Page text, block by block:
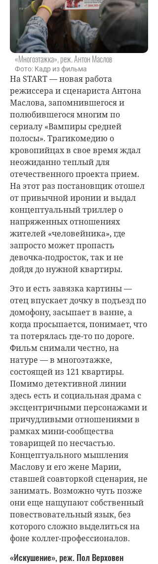
«Многоэтажка», реж. Антон Маслов
Фото: Кадр из фильма
На START — новая работа
режиссера и сценариста Антона
Маслова, запомнившегося и
полюбившегося многим по
сериалу «Вампиры средней
полосы». Трагикомедию о
кровопийцах в свое время ждал
неожиданно теплый для
отечественного проекта прием.
На этот раз постановщик отошел
от привычной иронии и выдал
концептуальный триллер о
напряженных отношениях
жителей «человейника», где
запросто может пропасть
девочка-подросток, так и не
дойдя до нужной квартиры.
Это и есть завязка картины —
отец впускает дочку в подъезд по
домофону, засыпает в ванне, а
когда просыпается, понимает, что
та потерялась где-то по дороге.
Фильм снимали честно, на
натуре — в многоэтажке,
состоящей из 121 квартиры.
Помимо детективной линии
здесь есть и социальная драма с
эксцентричными персонажами и
причудливыми отношениями в
рамках мини-сообщества
товарищей по несчастью.
Концептуального мышления
Маслову и его жене Марии,
ставшей соавторкой сценария, не
занимать. Возможно чуть позже
они еще нащупают собственный
повествовательный язык, без
которого сложно выделиться на
фоне коллег-профессионалов.
«Искушение», реж. Пол Верховен